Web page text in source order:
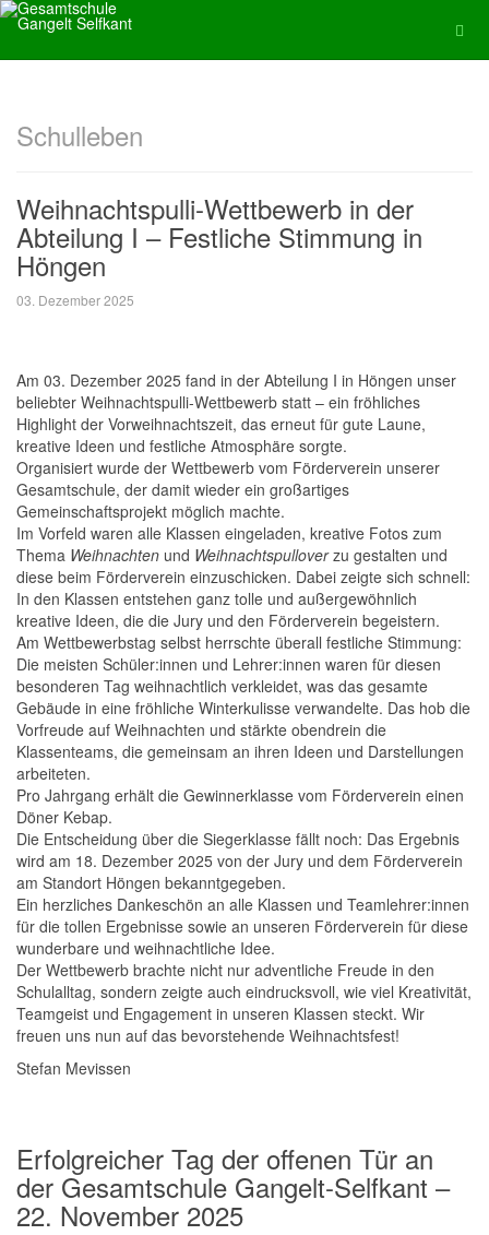
Schulleben
Weihnachtspulli-Wettbewerb in der
Abteilung I – Festliche Stimmung in
Höngen
03. Dezember 2025
Am 03. Dezember 2025 fand in der Abteilung I in Höngen unser
beliebter Weihnachtspulli-Wettbewerb statt – ein fröhliches
Highlight der Vorweihnachtszeit, das erneut für gute Laune,
kreative Ideen und festliche Atmosphäre sorgte.
Organisiert wurde der Wettbewerb vom Förderverein unserer
Gesamtschule, der damit wieder ein großartiges
Gemeinschaftsprojekt möglich machte.
Im Vorfeld waren alle Klassen eingeladen, kreative Fotos zum
Thema Weihnachten und Weihnachtspulloverzu gestalten und
diese beim Förderverein einzuschicken. Dabei zeigte sich schnell:
In den Klassen entstehen ganz tolle und außergewöhnlich
kreative Ideen, die die Jury und den Förderverein begeistern.
Am Wettbewerbstag selbst herrschte überall festliche Stimmung:
Die meisten Schüler:innen und Lehrer:innen waren für diesen
besonderen Tag weihnachtlich verkleidet, was das gesamte
Gebäude in eine fröhliche Winterkulisse verwandelte. Das hob die
Vorfreude auf Weihnachten und stärkte obendrein die
Klassenteams, die gemeinsam an ihren Ideen und Darstellungen
arbeiteten.
Pro Jahrgang erhält die Gewinnerklasse vom Förderverein einen
Döner Kebap.
Die Entscheidung über die Siegerklasse fällt noch: Das Ergebnis
wird am 18. Dezember 2025 von der Jury und dem Förderverein
am Standort Höngen bekanntgegeben.
Ein herzliches Dankeschön an alle Klassen und Teamlehrer:innen
für die tollen Ergebnisse sowie an unseren Förderverein für diese
wunderbare und weihnachtliche Idee.
Der Wettbewerb brachte nicht nur adventliche Freude in den
Schulalltag, sondern zeigte auch eindrucksvoll, wie viel Kreativität,
Teamgeist und Engagement in unseren Klassen steckt. Wir
freuen uns nun auf das bevorstehende Weihnachtsfest!
Stefan Mevissen
Erfolgreicher Tag der offenen Tür an
der Gesamtschule Gangelt-Selfkant –
22. November 2025